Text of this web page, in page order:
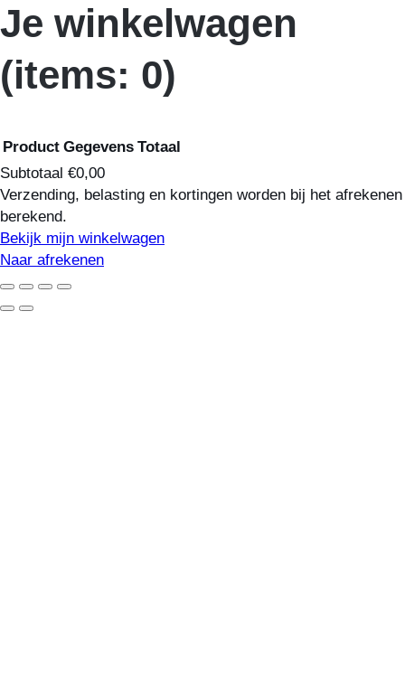
Je winkelwagen
(items: 0)
Producten
in
winkelwagen
Product Gegevens Totaal
Subtotaal €0,00
Verzending, belasting en kortingen worden bij het afrekenen
berekend.
Bekijk mijn winkelwagen
Naar afrekenen